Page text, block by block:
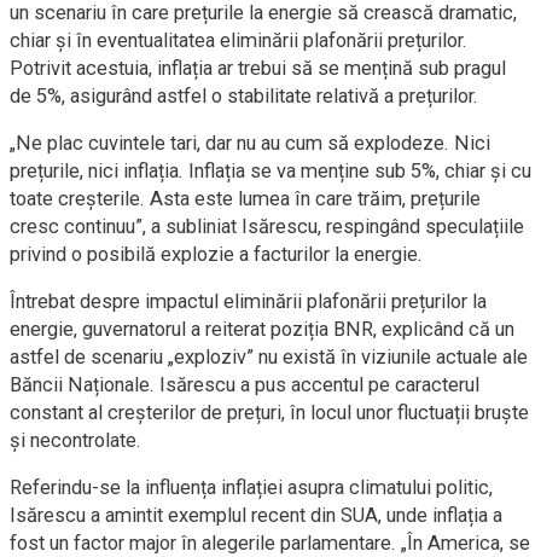
un scenariu în care prețurile la energie să crească dramatic,
chiar și în eventualitatea eliminării plafonării prețurilor.
Potrivit acestuia, inflația ar trebui să se mențină sub pragul
de 5%, asigurând astfel o stabilitate relativă a prețurilor.
„Ne plac cuvintele tari, dar nu au cum să explodeze. Nici
prețurile, nici inflația. Inflația se va menține sub 5%, chiar și cu
toate creșterile. Asta este lumea în care trăim, prețurile
cresc continuu”, a subliniat Isărescu, respingând speculațiile
privind o posibilă explozie a facturilor la energie.
Întrebat despre impactul eliminării plafonării prețurilor la
energie, guvernatorul a reiterat poziția BNR, explicând că un
astfel de scenariu „exploziv” nu există în viziunile actuale ale
Băncii Naționale. Isărescu a pus accentul pe caracterul
constant al creșterilor de prețuri, în locul unor fluctuații bruște
și necontrolate.
Referindu-se la influența inflației asupra climatului politic,
Isărescu a amintit exemplul recent din SUA, unde inflația a
fost un factor major în alegerile parlamentare. „În America, se